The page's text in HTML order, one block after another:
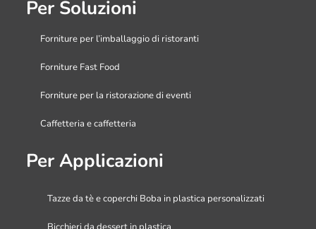
Per Soluzioni
Forniture per l’imballaggio di ristoranti
Forniture Fast Food
Forniture per la ristorazione di eventi
Caffetteria e caffetteria
Per Applicazioni
Tazze da tè e coperchi Boba in plastica personalizzati